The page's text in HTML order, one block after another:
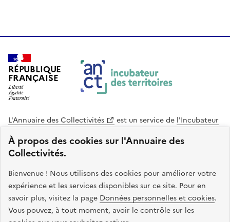
À propos des cookies sur l'Annuaire des
Collectivités.
Bienvenue ! Nous utilisons des cookies pour améliorer votre
expérience et les services disponibles sur ce site. Pour en
savoir plus, visitez la page Données personnelles et cookies.
Vous pouvez, à tout moment, avoir le contrôle sur les
RÉPUBLIQUE
FRANÇAISE
L'Annuaire des Collectivités est un service de l'Incubateur
des Territoires
Cohésion des Territoires
. Le code source de ce site web
est disponible en licence libre. Le design de ce site est conçu
avec le système de design de l’État.
legifrance.gouv.fr
info.gouv.fr
service-public.gouv.fr
data.gouv.fr